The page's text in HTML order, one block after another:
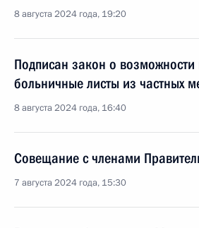
8 августа 2024 года, 19:20
Подписан закон о
больничные листы из частных
8 августа 2024 года, 16:40
Совещание с членами
7 августа 2024 года, 15:30